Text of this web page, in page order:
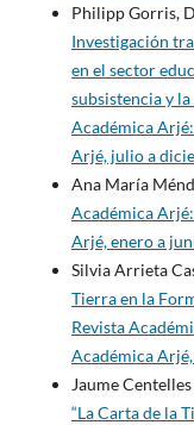
Philipp Gorris,
Investigación
en el sector
subsistencia y
Académica
Arjé, julio a
Ana María
Académica
Arjé, enero a
Silvia Arrieta
Tierra en la
Revista
Académica
Jaume
“La Carta de la